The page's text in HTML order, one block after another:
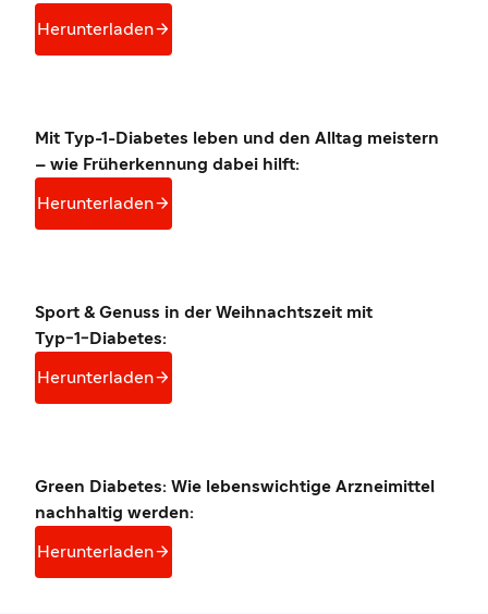
Herunterladen
Mit Typ-1-Diabetes leben und den Alltag meistern
– wie Früherkennung dabei hilft:
Herunterladen
Sport & Genuss in der Weihnachtszeit mit
Typ−1−Diabetes:
Herunterladen
Green Diabetes: Wie lebenswichtige Arzneimittel
nachhaltig werden:
Herunterladen